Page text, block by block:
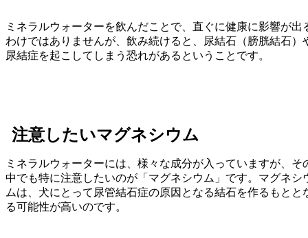
ミネラルウォーターを飲んだことで、直ぐに健康に影響が出
わけではありませんが、飲み続けると、尿結石（膀胱結石）
尿結症を起こしてしまう恐れがあるということです。
注意したいマグネシウム
ミネラルウォーターには、様々な成分が入っていますが、そ
中でも特に注意したいのが「マグネシウム」です。マグネシ
ムは、犬にとって尿管結石症の原因となる結石を作るもとと
る可能性が高いのです。